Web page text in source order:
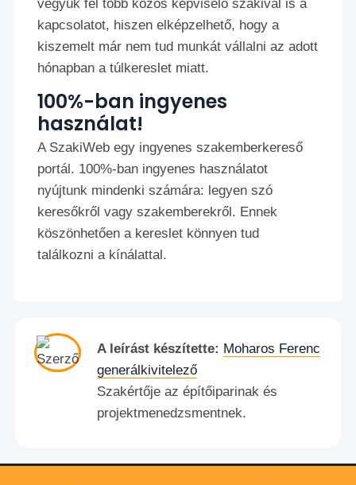
vegyük fel több közös képviselő szakival is a
kapcsolatot, hiszen elképzelhető, hogy a
kiszemelt már nem tud munkát vállalni az adott
hónapban a túlkereslet miatt.
100%-ban ingyenes
használat!
A SzakiWeb egy ingyenes szakemberkereső
portál. 100%-ban ingyenes használatot
nyújtunk mindenki számára: legyen szó
keresőkről vagy szakemberekről. Ennek
köszönhetően a kereslet könnyen tud
találkozni a kínálattal.
A leírást készítette: Moharos Ferenc
generálkivitelező
Szakértője az építőiparinak és
projektmenedzsmentnek.